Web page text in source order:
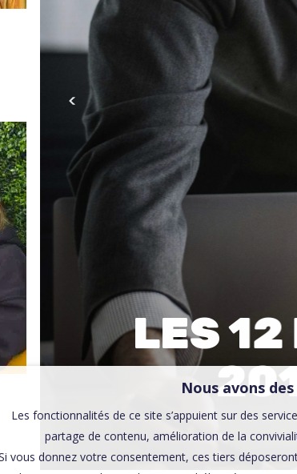
LES 12
Affaires sensibles
Nous avons
Les fonctionnalités de ce site s’appuient sur des
partage de contenu, amélioration de la
vous donnez votre consentement, ces tiers